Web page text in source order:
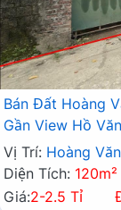
Bán Đất Hoàng
Gần View Hồ
Vị Trí: Hoàng
Diện Tích: 120m²
Giá:2-2.5 Tỉ